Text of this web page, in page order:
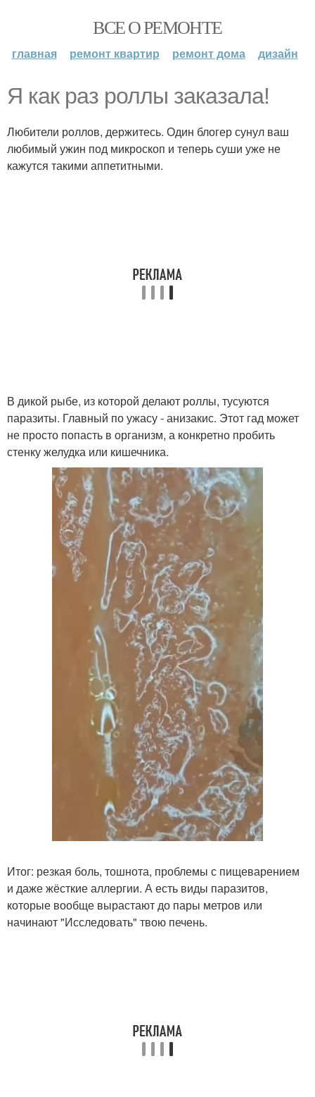
ВСЕ О РЕМОНТЕ
главная ремонт квартир ремонт дома дизайн
Я как раз роллы заказала!
Любители роллов, держитесь. Один блогер сунул ваш
любимый ужин под микроскоп и теперь суши уже не
кажутся такими аппетитными.
В дикой рыбе, из которой делают роллы, тусуются
паразиты. Главный по ужасу - анизакис. Этот гад может
не просто попасть в организм, а конкретно пробить
стенку желудка или кишечника.
Итог: резкая боль, тошнота, проблемы с пищеварением
и даже жёсткие аллергии. А есть виды паразитов,
которые вообще вырастают до пары метров или
начинают "Исследовать" твою печень.